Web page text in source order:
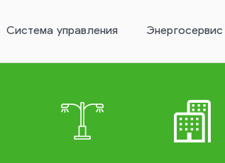
Система управления Энергосервис